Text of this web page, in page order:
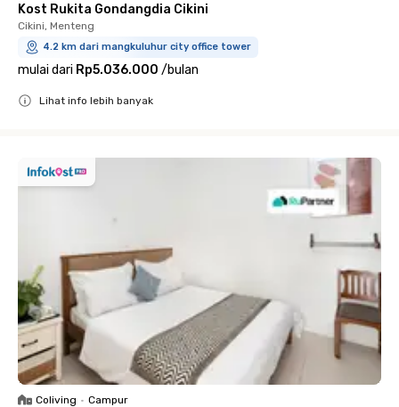
Kost Rukita Gondangdia Cikini
Cikini, Menteng
4.2 km dari mangkuluhur city office tower
mulai dari Rp5.036.000 /bulan
Lihat info lebih banyak
Coliving • Campur